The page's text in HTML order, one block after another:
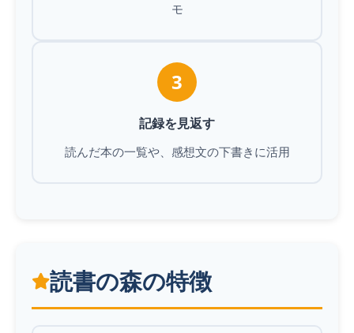
モ
3
記録を見返す
読んだ本の一覧や、感想文の下書きに活用
読書の森の特徴